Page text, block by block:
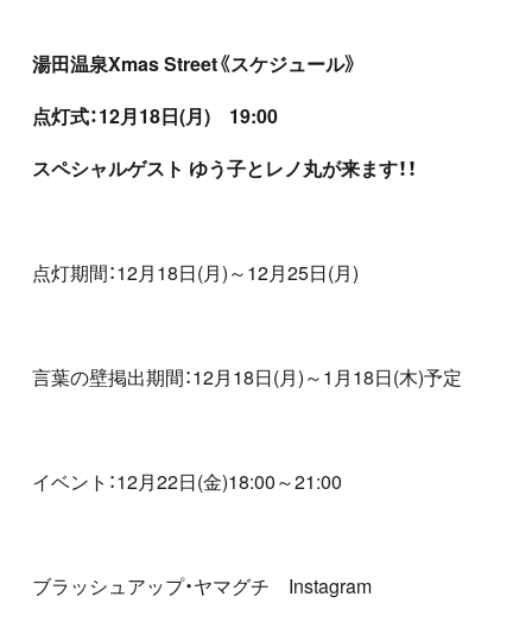
湯田温泉Xmas Street《スケジュール》
点灯式：12月18日(月) 19:00
スペシャルゲスト ゆう子とレノ丸が来ます！！
点灯期間：12月18日(月)～12月25日(月)
言葉の壁掲出期間：12月18日(月)～1 月18日(木)予定
イベント：12月22日(金)18:00～21:00
ブラッシュアップ・ヤマグチ Instagram